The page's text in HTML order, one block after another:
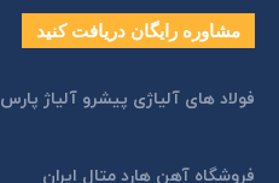
in
new
مشاوره رایگان دریافت کنید
فولاد های آلیاژی پیشرو آلیاژ پارس
فروشگاه آهن هارد متال ایران